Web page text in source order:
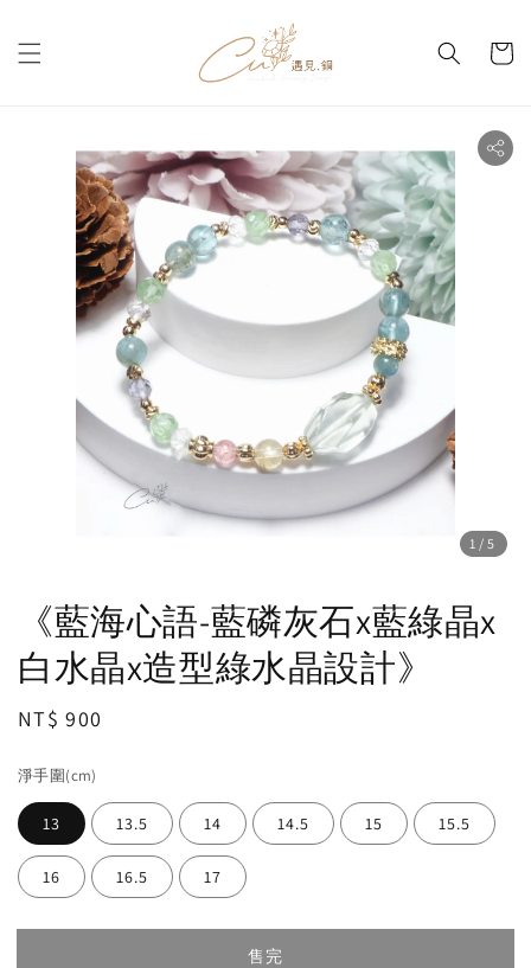
1 /5
《藍海心語-藍磷灰石x藍綠晶x
白水晶x造型綠水晶設計》
Regular
NT$ 900
淨手圍(cm)
13 13.5 14 14.5 15 15.5
16 16.5 17
售完